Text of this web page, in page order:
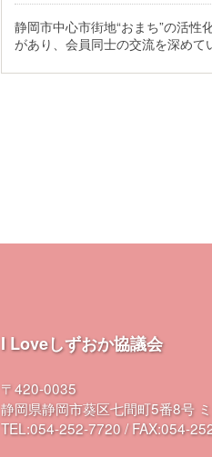
静岡市中心市街地“おまち”の活
があり、会員同士の交流を深めて
I Loveしずおか協議会
〒420-0035
静岡県静岡市葵区七間町5番8号
TEL:054-252-7720 / FAX:054-